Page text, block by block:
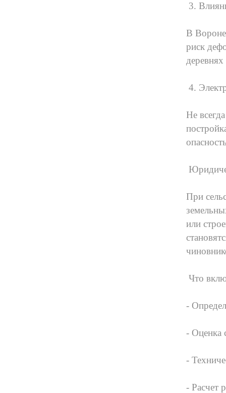
3.
В
риск
4.
Не
При
или
Что
-
- Оценка
-
- Расчет